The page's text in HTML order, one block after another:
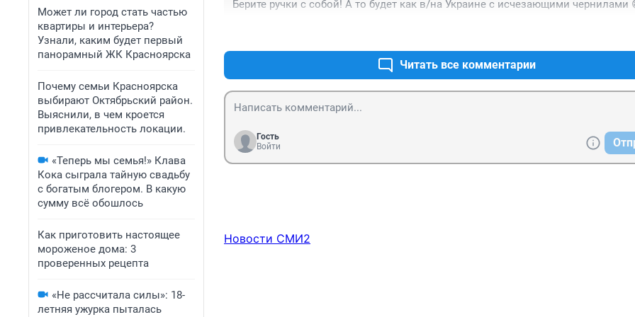
Может ли город стать частью
квартиры и интерьера?
Узнали, каким будет первый
панорамный ЖК Красноярска
Почему семьи Красноярска
выбирают Октябрьский район.
Выяснили, в чем кроется
привлекательность локации.
«Теперь мы семья!» Клава
Кока сыграла тайную свадьбу
с богатым блогером. В какую
сумму всё обошлось
Как приготовить настоящее
мороженое дома: 3
проверенных рецепта
«Не рассчитала силы»: 18-
летняя ужурка пыталась
Берите ручки с собой! А то будет как в/на Украине с исчезающими чернилами
Читать все комментарии
Гость
Войти
Новости СМИ2